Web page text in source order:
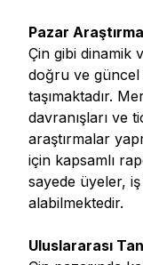
Pazar
Çin gibi dinamik
doğru ve
taşımaktadır.
davranışları ve
araştırmalar
için kapsamlı
sayede üyeler,
alabilmektedir.
Uluslararası